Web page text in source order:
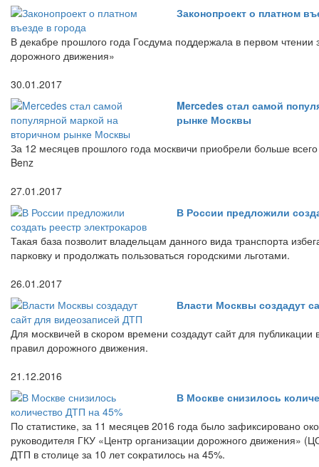
Законопроект о платном
В декабре прошлого года Госдума поддержала в первом чтении
дорожного движения»
30.01.2017
Mercedes стал самой
рынке Москвы
За 12 месяцев прошлого года москвичи приобрели больше
Benz
27.01.2017
В России предложили
Такая база позволит владельцам данного вида транспорта
парковку и продолжать пользоваться городскими льготами.
26.01.2017
Власти Москвы создадут
Для москвичей в скором времени создадут сайт для
правил дорожного движения.
21.12.2016
В Москве снизилось
По статистике, за 11 месяцев 2016 года было зафиксировано
руководителя ГКУ «Центр организации дорожного движения»
ДТП в столице за 10 лет сократилось на 45%.